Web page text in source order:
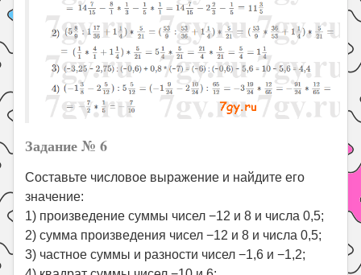
Задание № 6
Составьте числовое выражение и найдите его
значение:
1) произведение суммы чисел −12 и 8 и числа 0,5;
2) сумма произведения чисел −12 и 8 и числа 0,5;
3) частное суммы и разности чисел −1,6 и −1,2;